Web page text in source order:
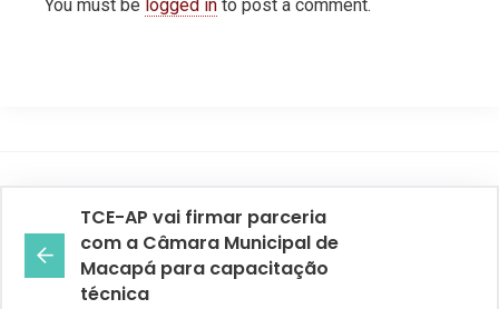
You must be logged in to post a comment.
TCE-AP vai firmar parceria
com a Câmara Municipal de
Macapá para capacitação
técnica